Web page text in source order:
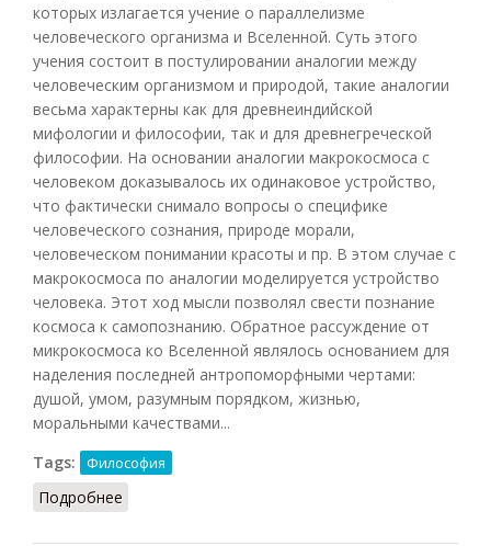
которых излагается учение о параллелизме
человеческого организма и Вселенной. Суть этого
учения состоит в постулировании аналогии между
человеческим организмом и природой, такие аналогии
весьма характерны как для древнеиндийской
мифологии и философии, так и для древнегреческой
философии. На основании аналогии макрокосмоса с
человеком доказывалось их одинаковое устройство,
что фактически снимало вопросы о специфике
человеческого сознания, природе морали,
человеческом понимании красоты и пр. В этом случае с
макрокосмоса по аналогии моделируется устройство
человека. Этот ход мысли позволял свести познание
космоса к самопознанию. Обратное рассуждение от
микрокосмоса ко Вселенной являлось основанием для
наделения последней антропоморфными чертами:
душой, умом, разумным порядком, жизнью,
моральными качествами...
Tags:
Философия
Подробнее